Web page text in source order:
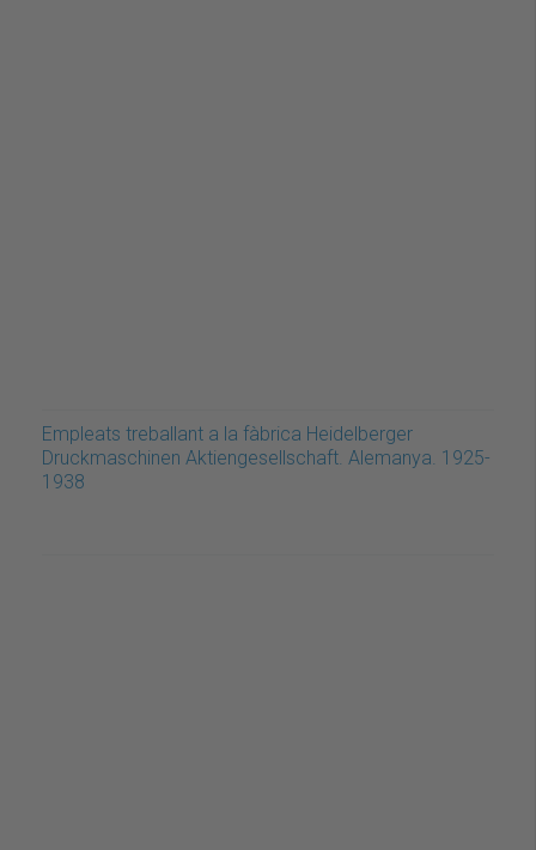
Empleats treballant a la fàbrica Heidelberger
Druckmaschinen Aktiengesellschaft. Alemanya. 1925-
1938